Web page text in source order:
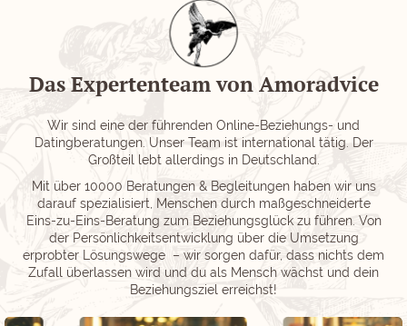
Das Expertenteam von Amoradvice
Wir sind eine der führenden Online-Beziehungs- und
Datingberatungen. Unser Team ist international tätig. Der
Großteil lebt allerdings in Deutschland.
Mit über 10000 Beratungen & Begleitungen haben wir uns
darauf spezialisiert, Menschen durch maßgeschneiderte
Eins-zu-Eins-Beratung zum Beziehungsglück zu führen. Von
der Persönlichkeitsentwicklung über die Umsetzung
erprobter Lösungswege – wir sorgen dafür, dass nichts dem
Zufall überlassen wird und du als Mensch wächst und dein
Beziehungsziel erreichst!